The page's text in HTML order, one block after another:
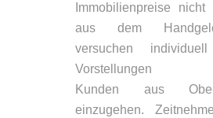
Immobilienpreise
aus dem
versuchen
Vorstellungen
Kunden aus
einzugehen.